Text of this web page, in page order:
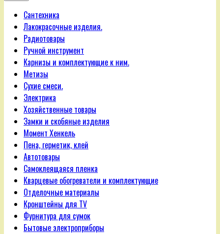
Сантехника
Лакокрасочные изделия.
Радиотовары
Ручной инструмент
Карнизы и комплектующие к ним.
Метизы
Сухие смеси.
Электрика
Хозяйственные товары
Замки и скобяные изделия
Момент Хенкель
Пена, герметик, клей
Автотовары
Самоклеящаяся пленка
Кварцевые обогреватели и комплектующие
Отделочные материалы
Кронштейны для TV
Фурнитура для сумок
Бытовые электроприборы